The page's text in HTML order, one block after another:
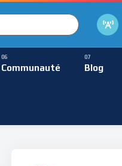
Communauté Blog
Méditative